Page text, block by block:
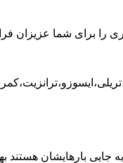
را برای شما عزیزان
بارهایشان هستند